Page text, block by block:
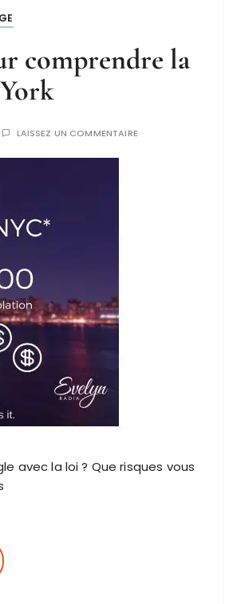
comprendre la
LAISSEZ UN COMMENTAIRE
avec la loi ? Que risques vous